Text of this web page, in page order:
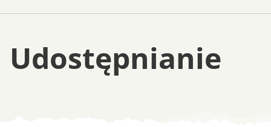
Udostępnianie